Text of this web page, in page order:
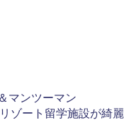
マンツーマン
リゾート留学施設が綺麗